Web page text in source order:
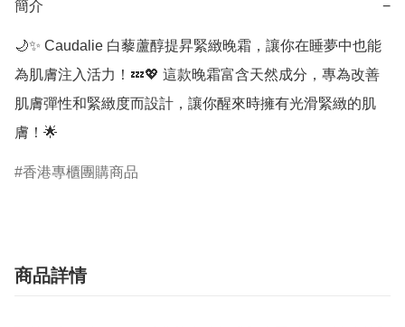
簡介 −
🌙✨ Caudalie 白藜蘆醇提昇緊緻晚霜，讓你在睡夢中也能
為肌膚注入活力！💤💖 這款晚霜富含天然成分，專為改善
肌膚彈性和緊緻度而設計，讓你醒來時擁有光滑緊緻的肌
膚！🌟
香港專櫃團購商品
商品詳情